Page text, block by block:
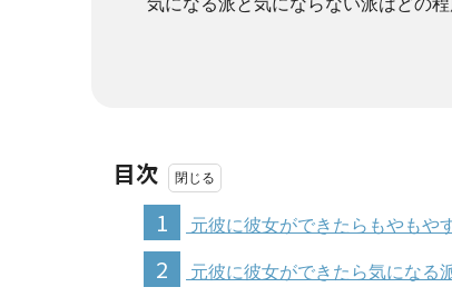
目次
1
元彼に彼女ができたらもやもや
2 元彼に彼女ができたら気になる